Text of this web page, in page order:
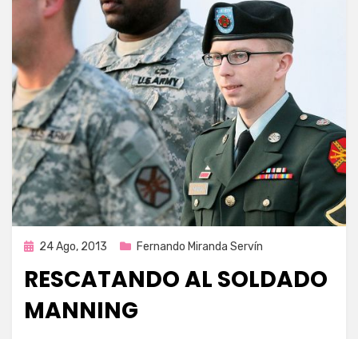
Publicada
24 Ago, 2013 Fernando Miranda Servín
RESCATANDO AL SOLDADO
MANNING